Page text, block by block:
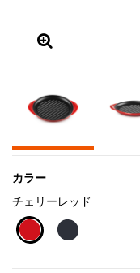
カラー
チェリーレッド